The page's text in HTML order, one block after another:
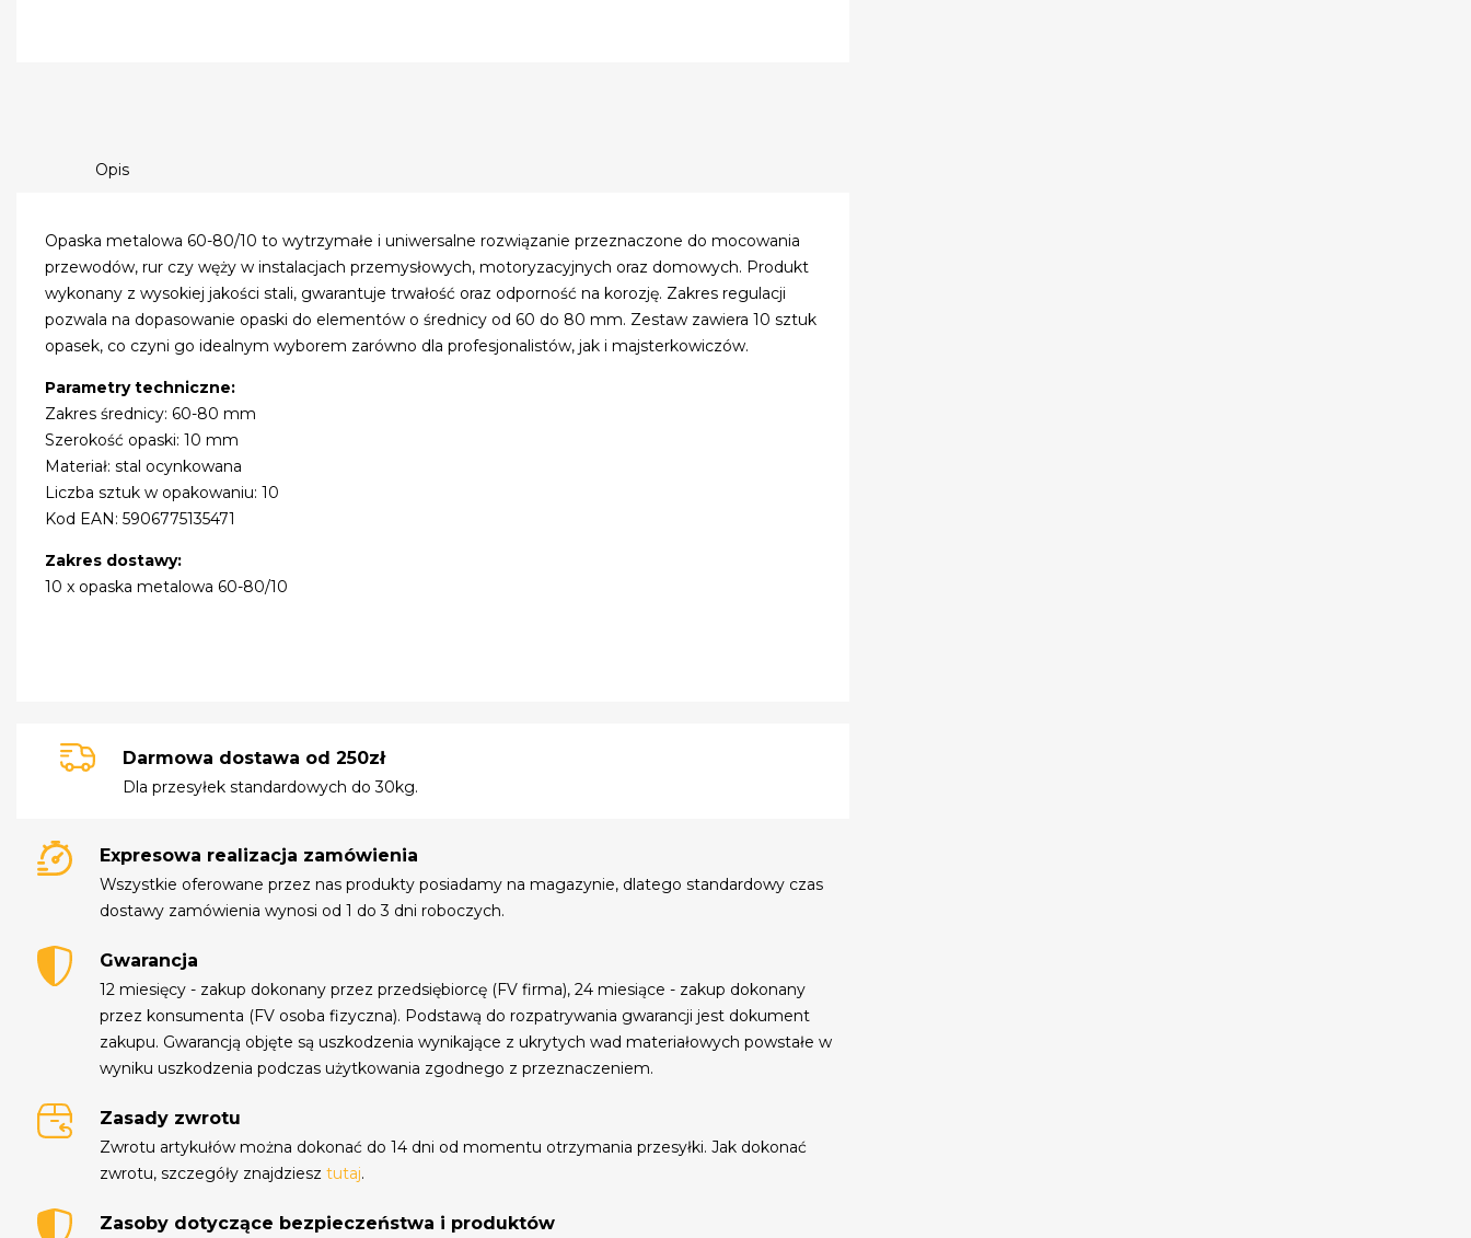
Opis
Opaska metalowa 60-80/10 to wytrzymałe i uniwersalne rozwiązanie przeznaczone do mocowania
przewodów, rur czy węży w instalacjach przemysłowych, motoryzacyjnych oraz domowych. Produkt
wykonany z wysokiej jakości stali, gwarantuje trwałość oraz odporność na korozję. Zakres regulacji
pozwala na dopasowanie opaski do elementów o średnicy od 60 do 80 mm. Zestaw zawiera 10 sztuk
opasek, co czyni go idealnym wyborem zarówno dla profesjonalistów, jak i majsterkowiczów.
Parametry techniczne:
Zakres średnicy: 60-80 mm
Szerokość opaski: 10 mm
Materiał: stal ocynkowana
Liczba sztuk w opakowaniu: 10
Kod EAN: 5906775135471
Zakres dostawy:
10 x opaska metalowa 60-80/10
Darmowa dostawa od 250zł
Dla przesyłek standardowych do 30kg.
Expresowa realizacja zamówienia
Wszystkie oferowane przez nas produkty posiadamy na magazynie, dlatego standardowy czas
dostawy zamówienia wynosi od 1 do 3 dni roboczych.
Gwarancja
12 miesięcy - zakup dokonany przez przedsiębiorcę (FV firma), 24 miesiące - zakup dokonany
przez konsumenta (FV osoba fizyczna). Podstawą do rozpatrywania gwarancji jest dokument
zakupu. Gwarancją objęte są uszkodzenia wynikające z ukrytych wad materiałowych powstałe w
wyniku uszkodzenia podczas użytkowania zgodnego z przeznaczeniem.
Zasady zwrotu
Zwrotu artykułów można dokonać do 14 dni od momentu otrzymania przesyłki. Jak dokonać
zwrotu, szczegóły znajdziesztutaj.
Zasoby dotyczące bezpieczeństwa i produktów